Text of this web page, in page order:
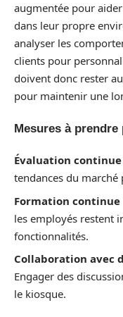
augmentée pour
dans leur propre
analyser les
clients pour
doivent donc rester
pour maintenir une
Mesures à prendre
Évaluation
tendances du marché
Formation
les employés restent
fonctionnalités.
Collaboration avec
Engager des
le kiosque.